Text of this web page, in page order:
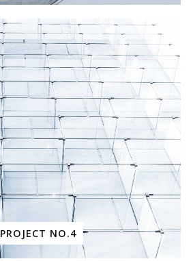
PROJECT NO.4